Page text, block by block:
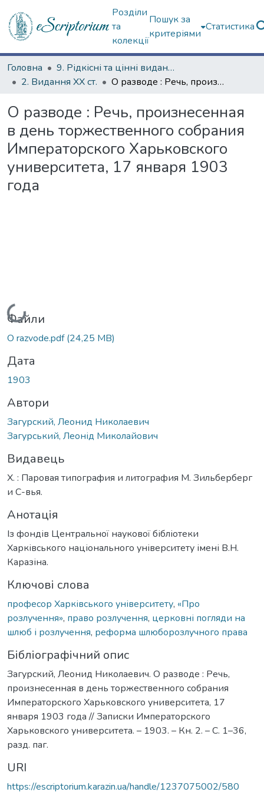
Розділи
та
колекції
Пошук за
критеріями
Статистика
Головна
9. Рідкісні та цінні видання
2. Видання ХХ ст.
О разводе : Речь, произнесенная в день торжественного собрания Императорского Харьковского университета, 17 января 1903 года
О разводе : Речь, произнесенная
в день торжественного собрания
Императорского Харьковского
университета, 17 января 1903
года
Вантажиться...
Файли
O razvode.pdf(24,25 MB)
Дата
1903
Автори
Загурский, Леонид Николаевич
Загурський, Леонід Миколайович
Видавець
Х. : Паровая типография и литография М. Зильберберг
и С-вья.
Анотація
Із фондів Центральної наукової бібліотеки
Харківського національного університету імені В.Н.
Каразіна.
Ключові слова
професор Харківського університету, «Про
розлучення», право розлучення, церковні погляди на
шлюб і розлучення, реформа шлюборозлучного права
Бібліографічний опис
Загурский, Леонид Николаевич. О разводе : Речь,
произнесенная в день торжественного собрания
Императорского Харьковского университета, 17
января 1903 года // Записки Императорского
Харьковского университета. – 1903. – Кн. 2. – С. 1–36,
разд. паг.
URI
https://escriptorium.karazin.ua/handle/1237075002/580